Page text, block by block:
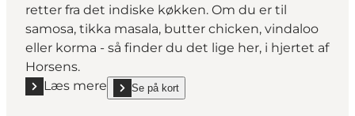
retter fra det indiske køkken. Om du er til
samosa, tikka masala, butter chicken, vindaloo
eller korma - så finder du det lige her, i hjertet af
Horsens.
Læs mere
Læs mere "Kesar"Se på kort
show Kesar on_map